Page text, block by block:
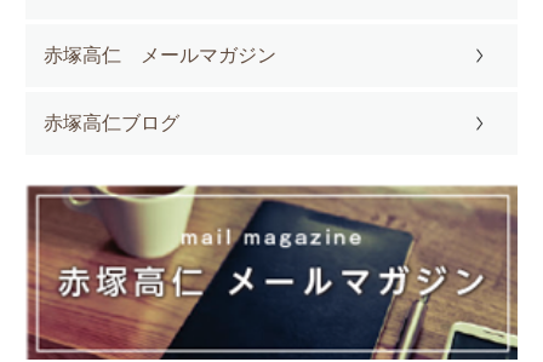
赤塚高仁 メールマガジン
赤塚高仁ブログ